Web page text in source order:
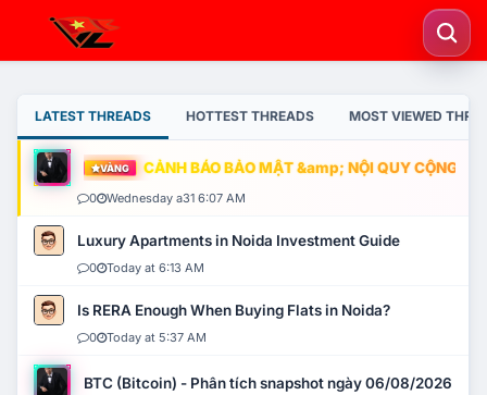
LATEST THREADS HOTTEST THREADS MOST VIEWED
VÀNG CẢNH BÁO BẢO MẬT &amp; NỘI QUY CỘNG
0 Wednesday a31 6:07 AM
Luxury Apartments in Noida Investment Guide
0 Today at 6:13 AM
Is RERA Enough When Buying Flats in Noida?
0 Today at 5:37 AM
BTC (Bitcoin) - Phân tích snapshot ngày 06/08/2026